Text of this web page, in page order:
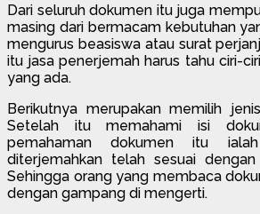
Dari seluruh dokumen itu juga
masing dari bermacam kebutuhan
mengurus beasiswa atau surat
itu jasa penerjemah harus tahu ciri-
yang ada.
Berikutnya merupakan memilih
Setelah itu memahami isi
pemahaman dokumen itu
diterjemahkan telah sesuai
Sehingga orang yang membaca
dengan gampang di mengerti.